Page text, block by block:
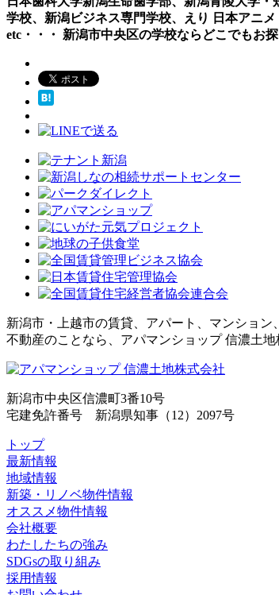
学校、新潟ビジネス専門学校、えり 日本アニ
etc・・・ 新潟市中央区の学校ならどこでもお
新潟市・上越市の賃貸、アパート、マンション、
不動産のことなら、アパマンショップ 信濃土地
新潟市中央区信濃町3番10号
宅建免許番号 新潟県知事（12）2097号
トップ
最新情報
地域情報
新築・リノベ物件情報
オススメ物件情報
会社概要
わたしたちの強み
SDGsの取り組み
採用情報